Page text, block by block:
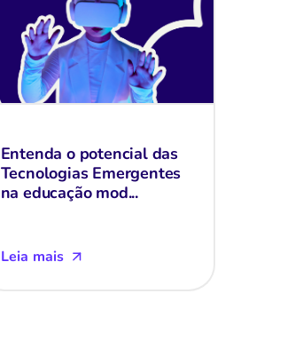
Entenda o potencial das
Tecnologias Emergentes
na educação mod...
Leia mais